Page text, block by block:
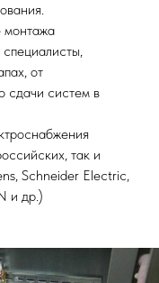
монтажа
от
сдачи систем в
так и
Schneider Electric,
и др.)